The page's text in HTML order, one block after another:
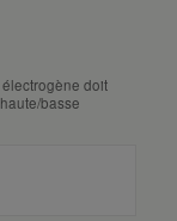
doit
basse